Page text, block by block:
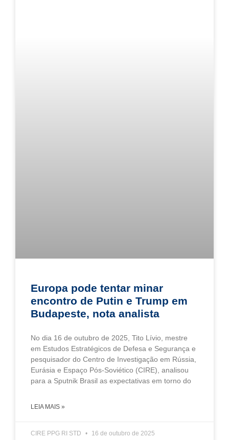
Europa pode tentar minar
encontro de Putin e Trump em
Budapeste, nota analista
No dia 16 de outubro de 2025, Tito Lívio, mestre
em Estudos Estratégicos de Defesa e Segurança e
pesquisador do Centro de Investigação em Rússia,
Eurásia e Espaço Pós-Soviético (CIRE), analisou
para a Sputnik Brasil as expectativas em torno do
LEIA MAIS »
CIRE PPG RI STD 16 de outubro de 2025